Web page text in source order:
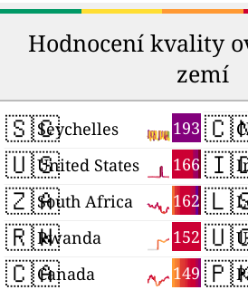
Hodnocení kvality
zemí
🇸🇨 193
Seychelles
🇺🇸 166
United States
🇿🇦 162
South Africa
🇷🇼 152
Rwanda
🇨🇦 149
Canada